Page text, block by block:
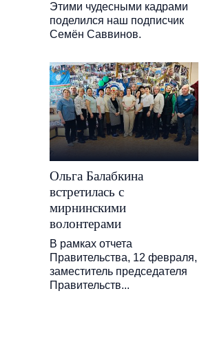
Этими чудесными кадрами
поделился наш подписчик
Семён Саввинов.
Ольга Балабкина
встретилась с
мирнинскими
волонтерами
В рамках отчета
Правительства, 12 февраля,
заместитель председателя
Правительств...